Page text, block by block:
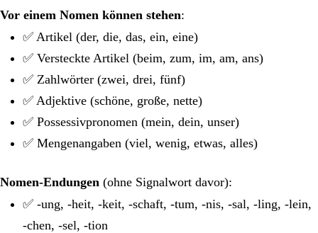
Vor einem Nomen können stehen:
✅ Artikel (der, die, das, ein, eine)
✅ Versteckte Artikel (beim, zum, im, am, ans)
✅ Zahlwörter (zwei, drei, fünf)
✅ Adjektive (schöne, große, nette)
✅ Possessivpronomen (mein, dein, unser)
✅ Mengenangaben (viel, wenig, etwas, alles)
Nomen-Endungen (ohne Signalwort davor):
✅ -ung, -heit, -keit, -schaft, -tum, -nis, -sal, -ling, -lein,
-chen, -sel, -tion